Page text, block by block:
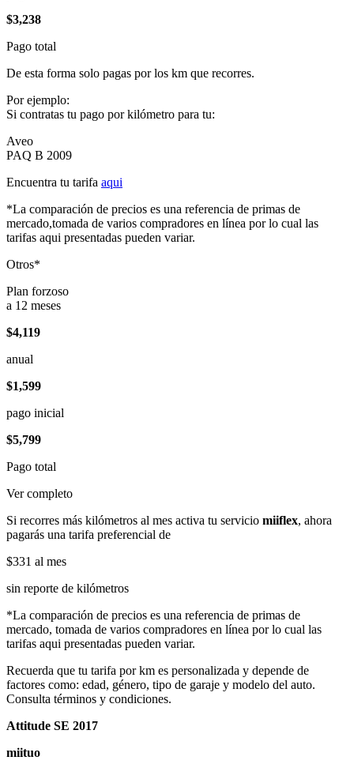
$3,238
Pago total
De esta forma solo pagas por los km que recorres.
Por ejemplo:
Si contratas tu pago por kilómetro para tu:
Aveo
PAQ B 2009
Encuentra tu tarifa aqui
*La comparación de precios es una referencia de primas de
mercado,tomada de varios compradores en línea por lo cual las
tarifas aqui presentadas pueden variar.
Otros*
Plan forzoso
a 12 meses
$4,119
anual
$1,599
pago inicial
$5,799
Pago total
Ver completo
Si recorres más kilómetros al mes activa tu servicio miiflex, ahora
pagarás una tarifa preferencial de
$331 al mes
sin reporte de kilómetros
*La comparación de precios es una referencia de primas de
mercado, tomada de varios compradores en línea por lo cual las
tarifas aqui presentadas pueden variar.
Recuerda que tu tarifa por km es personalizada y depende de
factores como: edad, género, tipo de garaje y modelo del auto.
Consulta términos y condiciones.
Attitude SE 2017
miituo